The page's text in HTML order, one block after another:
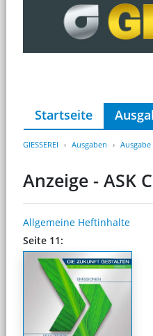
Startseite
GIESSEREI Ausgaben Ausgabe
Anzeige - ASK
Allgemeine Heftinhalte
Seite 11: